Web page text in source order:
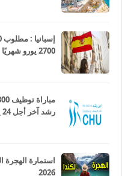
2700 يورو شهريًا
رشد آخر أجل 24 يوليوز 2026
2026